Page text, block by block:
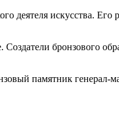
искусства. Его
бронзового
памятник генерал-